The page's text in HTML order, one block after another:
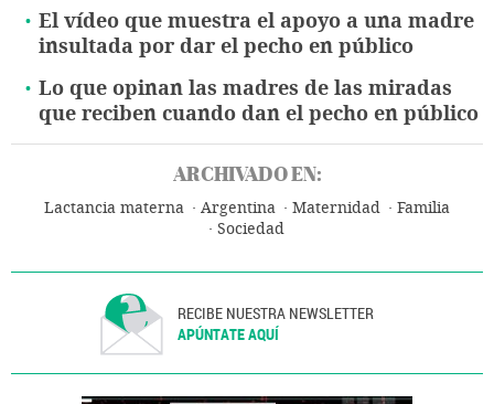
El vídeo que muestra el apoyo a una madre
insultada por dar el pecho en público
Lo que opinan las madres de las miradas
que reciben cuando dan el pecho en público
ARCHIVADO EN:
Lactancia materna Argentina Maternidad
Familia
Sociedad
RECIBE NUESTRA NEWSLETTER
APÚNTATE AQUÍ